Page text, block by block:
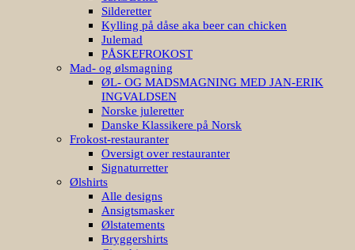
Silderetter
Kylling på dåse aka beer can chicken
Julemad
PÅSKEFROKOST
Mad- og ølsmagning
ØL- OG MADSMAGNING MED JAN-ERIK
INGVALDSEN
Norske juleretter
Danske Klassikere på Norsk
Frokost-restauranter
Oversigt over restauranter
Signaturretter
Ølshirts
Alle designs
Ansigtsmasker
Ølstatements
Bryggershirts